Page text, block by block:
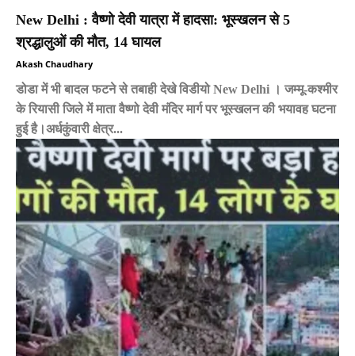
New Delhi : वैष्णो देवी यात्रा में हादसा: भूस्खलन से 5
श्रद्धालुओं की मौत, 14 घायल
Akash Chaudhary
डोडा में भी बादल फटने से तबाही देखे विडीयो New Delhi । जम्मू-कश्मीर
के रियासी जिले में माता वैष्णो देवी मंदिर मार्ग पर भूस्खलन की भयावह घटना
हुई है।अर्धकुंवारी क्षेत्र...